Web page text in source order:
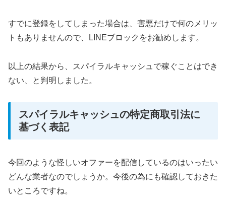
すでに登録をしてしまった場合は、害悪だけで何のメリッ
トもありませんので、LINEブロックをお勧めします。
以上の結果から、スパイラルキャッシュで稼ぐことはでき
ない、と判明しました。
スパイラルキャッシュの特定商取引法に
基づく表記
今回のような怪しいオファーを配信しているのはいったい
どんな業者なのでしょうか。今後の為にも確認しておきた
いところですね。